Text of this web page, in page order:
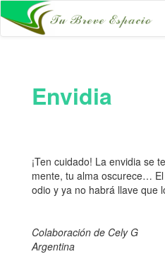
Envidia
¡Ten cuidado! La envidia se
mente, tu alma oscurece…
odio y ya no habrá llave que
Colaboración de Cely G
Argentina